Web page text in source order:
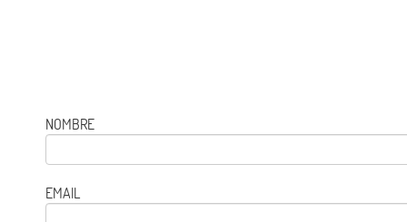
NOMBRE
EMAIL